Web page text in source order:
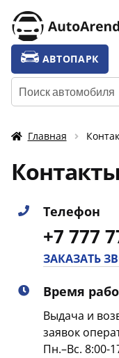
Перейти
к
навигации
Перейти
к
содержимому
УСЛУГИ
ТАРИФЫ
УСЛОВИЯ АРЕНДЫ
ОТЗЫВЫ
АВТОПАРК
Искать:
Главная
Контакты
Телефон
+7 777
ЗАКАЗАТЬ
Время
Выдача и
заявок
Пн.–Вс. 8:00-